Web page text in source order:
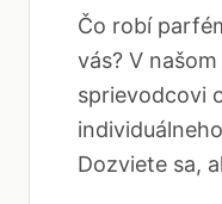
Čo robí
vás? V
sprievodcovi
Dozviete sa,